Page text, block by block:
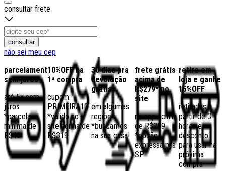
consultar frete
consultar
não sei meu cep
parcelamento
sem juros
até 5x sem
juros
*parcela
mínima de
R$40
10%OFF na
1ª compra
cupom:
PRIMEIRA10
*válido no
site acima de
R$319
30 dias pra
devolução
grátis
em algumas
regiões,
*buscamos
na sua casa!
frete grátis
acima de
R$279* no
site
no app acima
de R$259
*opção
expressa pra
SP
retire em
loja e ganhe
15%OFF
retiradas a
partir de 3
horas e
desconto
para usar na
próxima
compra